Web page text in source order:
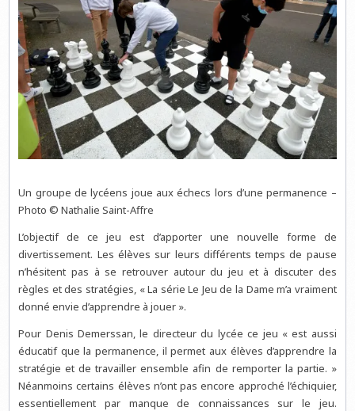
Un groupe de lycéens joue aux échecs lors d’une permanence –
Photo © Nathalie Saint-Affre
L’objectif de ce jeu est d’apporter une nouvelle forme de
divertissement. Les élèves sur leurs différents temps de pause
n’hésitent pas à se retrouver autour du jeu et à discuter des
règles et des stratégies, « La série Le Jeu de la Dame m’a vraiment
donné envie d’apprendre à jouer ».
Pour Denis Demerssan, le directeur du lycée ce jeu « est aussi
éducatif que la permanence, il permet aux élèves d’apprendre la
stratégie et de travailler ensemble afin de remporter la partie. »
Néanmoins certains élèves n’ont pas encore approché l’échiquier,
essentiellement par manque de connaissances sur le jeu.